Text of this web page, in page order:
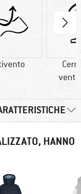
HANNO